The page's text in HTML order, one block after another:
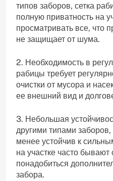
типов заборов, сетка
полную приватность на
просматривать все, что
не защищает от шума.
2. Необходимость в
рабицы требует
очистки от мусора и
ее внешний вид и
3. Небольшая
другими типами
менее устойчив к
на участке часто
понадобиться
забора.